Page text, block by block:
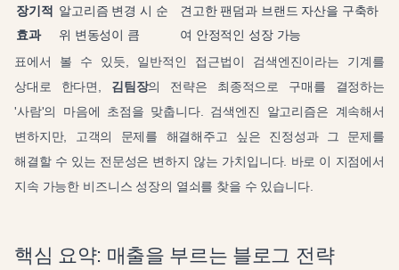
장기적
효과
알고리즘 변경 시 순
위 변동성이 큼
견고한 팬덤과 브랜드 자산을 구축하
여 안정적인 성장 가능
표에서 볼 수 있듯, 일반적인 접근법이 검색엔진이라는 기계를
상대로 한다면, 김팀장의 전략은 최종적으로 구매를 결정하는
'사람'의 마음에 초점을 맞춥니다. 검색엔진 알고리즘은 계속해서
변하지만, 고객의 문제를 해결해주고 싶은 진정성과 그 문제를
해결할 수 있는 전문성은 변하지 않는 가치입니다. 바로 이 지점에서
지속 가능한 비즈니스 성장의 열쇠를 찾을 수 있습니다.
핵심 요약: 매출을 부르는 블로그 전략